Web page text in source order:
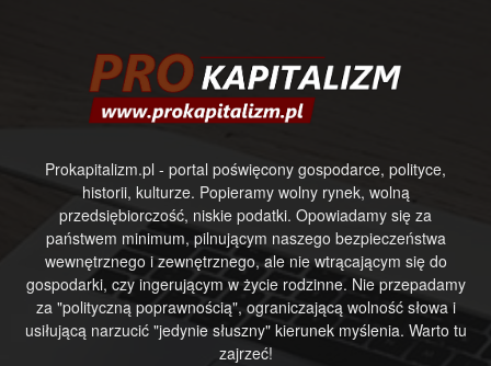
Prokapitalizm.pl - portal poświęcony gospodarce, polityce,
historii, kulturze. Popieramy wolny rynek, wolną
przedsiębiorczość, niskie podatki. Opowiadamy się za
państwem minimum, pilnującym naszego bezpieczeństwa
wewnętrznego i zewnętrznego, ale nie wtrącającym się do
gospodarki, czy ingerującym w życie rodzinne. Nie przepadamy
za "polityczną poprawnością", ograniczającą wolność słowa i
usiłującą narzucić "jedynie słuszny" kierunek myślenia. Warto tu
zajrzeć!